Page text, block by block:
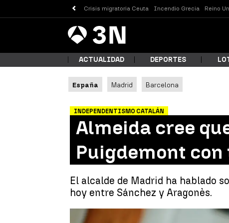
Crisis migratoria Ceuta Incendio Grecia Reino
Antena
3 Noticias
¿Qué
ACTUALIDAD DEPORTES
España Madrid Barcelona
INDEPENDENTISMO CATALÁN
Almeida cree
Puigdemont
El alcalde de Madrid ha hablado
hoy entre Sánchez y Aragonès.